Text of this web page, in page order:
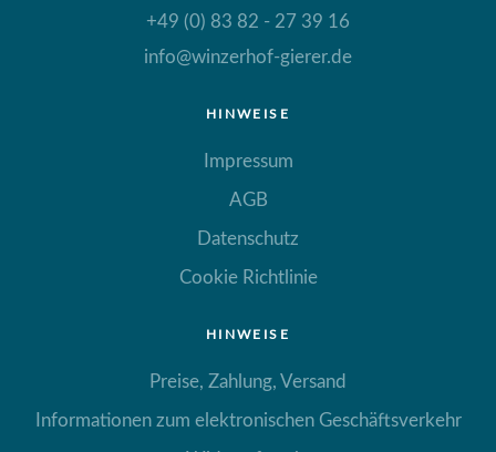
+49 (0) 83 82 - 27 39 16
info@winzerhof-gierer.de
HINWEISE
Impressum
AGB
Datenschutz
Cookie Richtlinie
HINWEISE
Preise, Zahlung, Versand
Informationen zum elektronischen Geschäftsverkehr